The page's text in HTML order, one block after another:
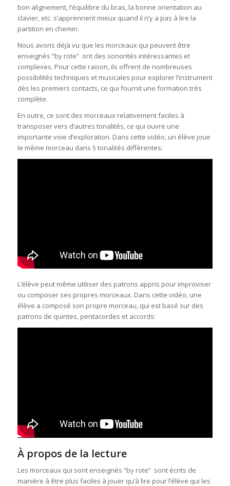
bon alignement, l’équilibre du bras, la bonne orientation au
clavier, etc. s’apprennent mieux quand il n’y a pas à lire la
partition en chemin.
Nous avons déjà vu que les morceaux qui peuvent être
enseignés “by rote” ont des sonorités intéressantes et
complexes. Pour cette raison, ils offrent de nombreuses
possibilités techniques et musicales pour explorer l’instrument
dès les premiers contacts, ce qui fournit une formation très
complète.
En outre, ce sont des morceaux relativement faciles à
transposer vers d’autres tonalités, ce qui ouvre une
importante voie d’exploration. Dans cette vidéo, un élève joue
le même morceau dans 5 tonalités différentes:
L’élève peut même utiliser des patrons appris pour improviser
ou composer ses propres morceaux. Dans cette vidéo, une
élève a composé son propre morceau, qui est basé sur des
patrons de quintes, pentacordes et accords:
À propos de la lecture
Les morceaux qui sont enseignés “by rote” sont écrits de
manière à être plus faciles à jouer qu’à lire pour l’élève qui les